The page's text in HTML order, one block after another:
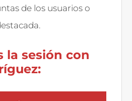
de los usuarios o
la sesión con